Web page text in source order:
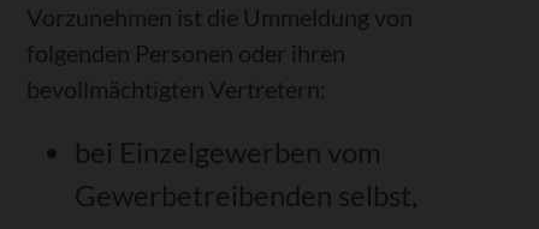
Vorzunehmen ist die Ummeldung von
folgenden Personen oder ihren
bevollmächtigten Vertretern:
bei Einzelgewerben vom
Gewerbetreibenden selbst,